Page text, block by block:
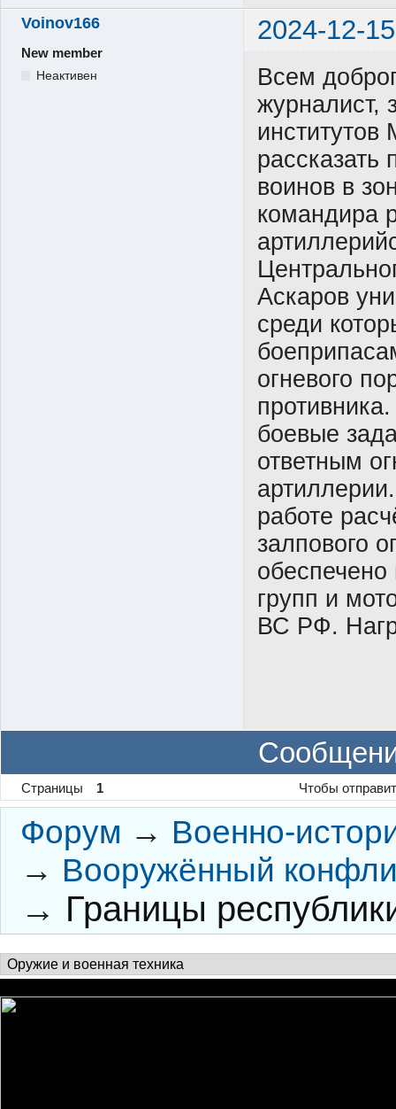
Voinov166 2024-12-
New member
Неактивен
Всем
журналист,
рассказать
воинов в
командира
Аскаров
среди
огневого
боевые
ответным
работе
залпового
групп и
ВС РФ.
Страницы 1 Чтобы
Форум → Военно-
→ Вооружённый
→ Границы